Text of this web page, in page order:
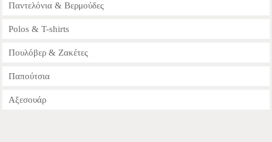
Παντελόνια & Bερμούδες
Polos & T-shirts
Πουλόβερ & Ζακέτες
Παπούτσια
Αξεσουάρ